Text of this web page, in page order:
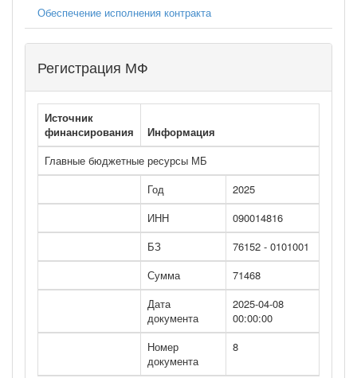
Обеспечение исполнения контракта
Регистрация МФ
Источник
финансирования
Информация
Главные бюджетные ресурсы МБ
Год
2025
ИНН
090014816
БЗ
76152 - 0101001
Сумма
71468
Дата
документа
2025-04-08
00:00:00
Номер
документа
8